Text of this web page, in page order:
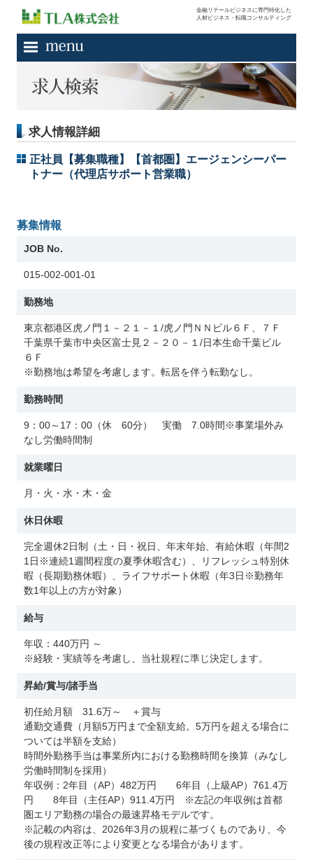
金融リテールビジネスに専門特化した
人材ビジネス・転職コンサルティング
求人情報詳細
正社員【募集職種】【首都圏】エージェンシーパー
トナー（代理店サポート営業職）
募集情報
JOB No.
015-002-001-01
勤務地
東京都港区虎ノ門１－２１－１/虎ノ門ＮＮビル６Ｆ、７Ｆ
千葉県千葉市中央区富士見２－２０－１/日本生命千葉ビル
６Ｆ
※勤務地は希望を考慮します。転居を伴う転勤なし。
勤務時間
9：00～17：00（休 60分） 実働 7.0時間※事業場外み
なし労働時間制
就業曜日
月・火・水・木・金
休日休暇
完全週休2日制（土・日・祝日、年末年始、有給休暇（年間2
1日※連続1週間程度の夏季休暇含む）、リフレッシュ特別休
暇（長期勤務休暇）、ライフサポート休暇（年3日※勤務年
数1年以上の方が対象）
給与
年収：440万円 ～
※経験・実績等を考慮し、当社規程に準じ決定します。
昇給/賞与/諸手当
初任給月額 31.6万～ ＋賞与
通勤交通費（月額5万円まで全額支給。5万円を超える場合に
ついては半額を支給）
時間外勤務手当は事業所内における勤務時間を換算（みなし
労働時間制を採用）
年収例：2年目（AP）482万円 6年目（上級AP）761.4万
円 8年目（主任AP）911.4万円 ※左記の年収例は首都
圏エリア勤務の場合の最速昇格モデルです。
※記載の内容は、2026年3月の規程に基づくものであり、今
後の規程改正等により変更となる場合があります。